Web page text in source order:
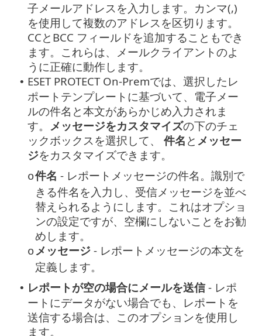
子メールアドレスを入力します。カンマ(,)
を使用して複数のアドレスを区切ります。
CCとBCC フィールドを追加することもでき
ます。これらは、メールクライアントのよ
うに正確に動作します。
• ESET PROTECT On-Premでは、選択したレ
ポートテンプレートに基づいて、電子メー
ルの件名と本文があらかじめ入力されま
す。
メッセージをカスタマイズの下のチェ
ックボックスを選択して、 件名 と メッセー
ジをカスタマイズできます。
o件名 - レポートメッセージの件名。識別で
きる件名を入力し、受信メッセージを並べ
替えられるようにします。これはオプショ
ンの設定ですが、空欄にしないことをお勧
めします。
o メッセージ - レポートメッセージの本文を
定義します。
• レポートが空の場合にメールを送信- レポ
ートにデータがない場合でも、レポートを
送信する場合は、このオプションを使用し
ます。